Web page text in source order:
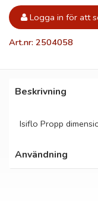
Logga in för att
Art.nr: 2504058
Beskrivning
Isiflo Propp
Användning